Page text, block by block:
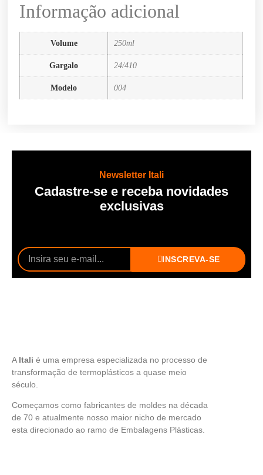
Informação adicional
Volume 250ml
Gargalo 24/410
Modelo 004
Newsletter Itali
Cadastre-se e receba novidades
exclusivas
INSCREVA-SE
A Itali é uma empresa especializada no processo de
transformação de termoplásticos a quase meio
século.
Começamos como fabricantes de moldes na década
de 70 e atualmente nosso maior nicho de mercado
esta direcionado ao ramo de Embalagens Plásticas.